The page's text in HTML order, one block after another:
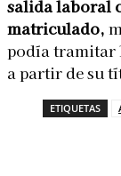
salida laboral
matriculado,
podía tramitar
a partir de su
ETIQUETAS